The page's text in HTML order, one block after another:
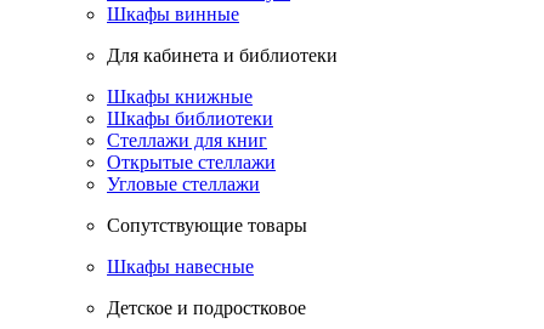
Шкафы винные
Для кабинета и библиотеки
Шкафы книжные
Шкафы библиотеки
Стеллажи для книг
Открытые стеллажи
Угловые стеллажи
Сопутствующие товары
Шкафы навесные
Детское и подростковое